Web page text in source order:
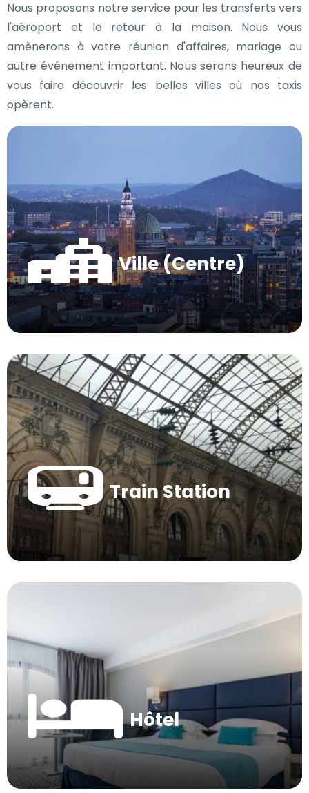
Nous proposons notre service pour les transferts vers
l'aéroport et le retour à la maison. Nous vous
amènerons à votre réunion d'affaires, mariage ou
autre événement important. Nous serons heureux de
vous faire découvrir les belles villes où nos taxis
opèrent.
Ville (Centre)
Train Station
Hôtel